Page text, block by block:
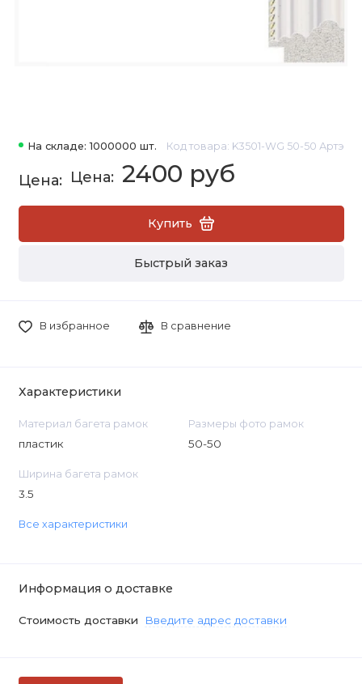
На складе: 1000000 шт. Код товара: K3501-WG 50-50 Артэ
2400 руб
Купить
Быстрый заказ
В избранное В сравнение
Характеристики
Материал багета рамок
пластик
Размеры фото рамок
50-50
Ширина багета рамок
3.5
Все характеристики
Информация о доставке
Стоимость доставки Введите адрес доставки